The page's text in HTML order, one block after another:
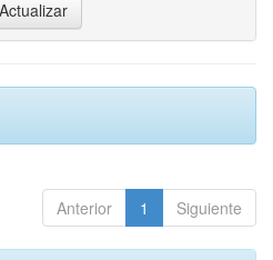
Anterior 1 Siguiente